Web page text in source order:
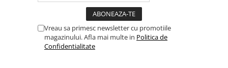
Accesorii pentru masini de gaurit
Accesorii pentru masini de slefuit
Accesorii pentru masini de taiat
Vreau sa primesc newsletter cu promotiile
magazinului. Afla mai multe in Politica de
Confidentialitate